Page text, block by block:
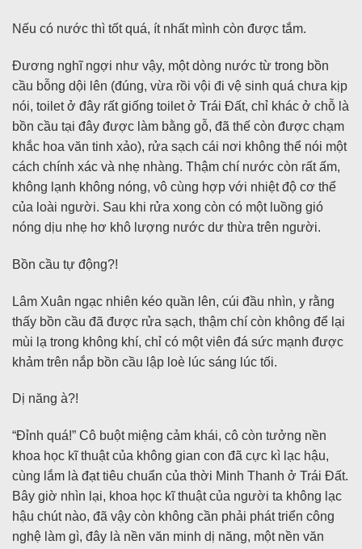
Nếu có nước thì tốt quá, ít nhất mình còn được tắm.
Đương nghĩ ngợi như vậy, một dòng nước từ trong bồn
cầu bỗng dội lên (đúng, vừa rồi vội đi vệ sinh quá chưa kịp
nói, toilet ở đây rất giống toilet ở Trái Đất, chỉ khác ở chỗ là
bồn cầu tại đây được làm bằng gỗ, đã thế còn được chạm
khắc hoa văn tinh xảo), rửa sạch cái nơi không thể nói một
cách chính xác và nhẹ nhàng. Thậm chí nước còn rất ấm,
không lạnh không nóng, vô cùng hợp với nhiệt độ cơ thể
của loài người. Sau khi rửa xong còn có một luồng gió
nóng dịu nhẹ hơ khô lượng nước dư thừa trên người.
Bồn cầu tự động?!
Lâm Xuân ngạc nhiên kéo quần lên, cúi đầu nhìn, y rằng
thấy bồn cầu đã được rửa sạch, thậm chí còn không để lại
mùi lạ trong không khí, chỉ có một viên đá sức mạnh được
khảm trên nắp bồn cầu lập loè lúc sáng lúc tối.
Dị năng à?!
“Đỉnh quá!” Cô buột miệng cảm khái, cô còn tưởng nền
khoa học kĩ thuật của không gian con đã cực kì lạc hậu,
cùng lắm là đạt tiêu chuẩn của thời Minh Thanh ở Trái Đất.
Bây giờ nhìn lại, khoa học kĩ thuật của người ta không lạc
hậu chút nào, đã vậy còn không cần phải phát triển công
nghệ làm gì, đây là nền văn minh dị năng, một nền văn